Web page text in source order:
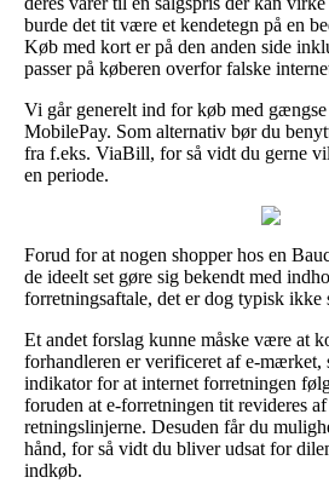
burde det tit være et kendetegn på en
Køb med kort er på den anden side
passer på køberen overfor falske
Vi går generelt ind for køb med
MobilePay. Som alternativ bør du
fra f.eks. ViaBill, for så vidt du gerne
en periode.
Forud for at nogen shopper hos en
de ideelt set gøre sig bekendt med
forretningsaftale, det er dog typisk
Et andet forslag kunne måske være at
forhandleren er verificeret af e-mærket,
indikator for at internet forretningen
foruden at e-forretningen tit revideres
retningslinjerne. Desuden får du
hånd, for så vidt du bliver udsat for
indkøb.